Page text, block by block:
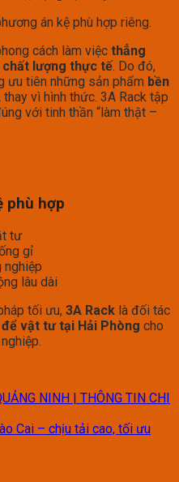
án kệ phù hợp riêng.
cách làm việc thẳng
lượng thực tế. Do đó,
ưu tiên những sản phẩm bền
thay vì hình thức. 3A Rack tập
với tinh thần “làm thật –
phù hợp
tư
gỉ
nghiệp
lâu dài
tối ưu, 3A Rack là đối tác
vật tư tại Hải Phòng cho
NINH | THÔNG TIN CHI
Cai – chịu tải cao, tối ưu